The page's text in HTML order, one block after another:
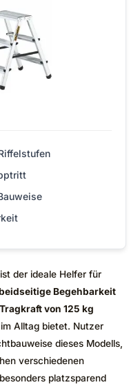
ist der ideale Helfer für
Begehbarkeit
Tragkraft von 125 kg
Alltag bietet. Nutzer
dieses Modells,
verschiedenen
platzsparend